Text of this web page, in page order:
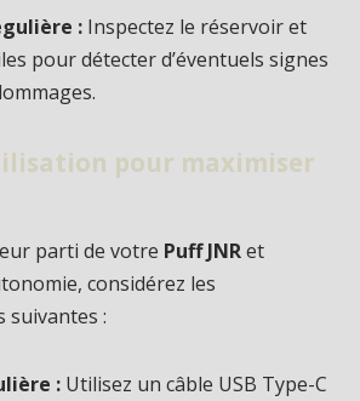
: Inspectez le réservoir et
pour détecter d’éventuels signes
pour maximiser
parti de votre Puff JNRet
considérez les
suivantes :
: Utilisez un câble USB Type-C